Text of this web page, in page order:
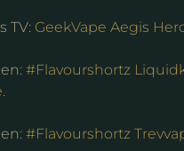
TV: GeekVape Aegis
#Flavourshortz
#Flavourshortz